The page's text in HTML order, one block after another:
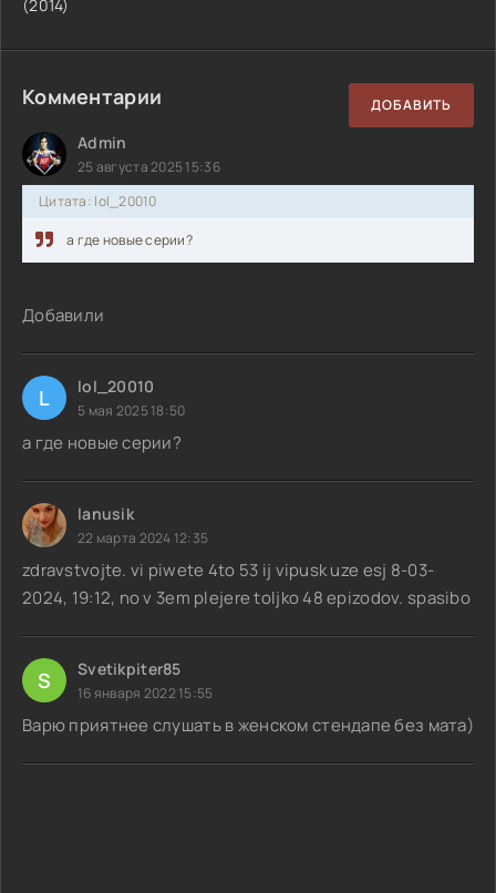
(2014)
Комментарии ДОБАВИТЬ
Admin
25 августа 2025 15:36
Цитата: lol_20010
а где новые серии?
Добавили
L lol_20010
5 мая 2025 18:50
а где новые серии?
lanusik
22 марта 2024 12:35
zdravstvojte. vi piwete 4to 53 ij vipusk uze esj 8-03-
2024, 19:12, no v 3em plejere toljko 48 epizodov. spasibo
S Svetikpiter85
16 января 2022 15:55
Варю приятнее слушать в женском стендапе без мата)